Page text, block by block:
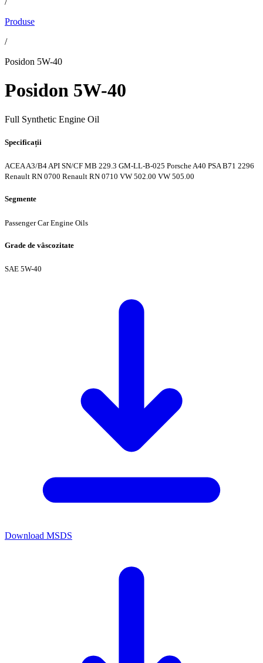
Produse
/
Posidon 5W-40
Posidon 5W-40
Full Synthetic Engine Oil
Specificații
ACEA A3/B4API SN/CF MB 229.3 GM-LL-B-025 Porsche A40 PSA B71 2296
Renault RN 0700 Renault RN 0710 VW 502.00 VW 505.00
Segmente
Passenger Car Engine Oils
Grade de vâscozitate
SAE 5W-40
Download MSDS